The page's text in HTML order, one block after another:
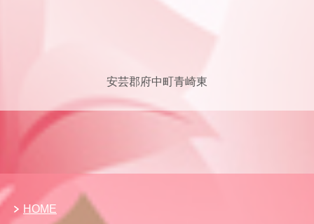
安芸郡府中町青崎東
HOME